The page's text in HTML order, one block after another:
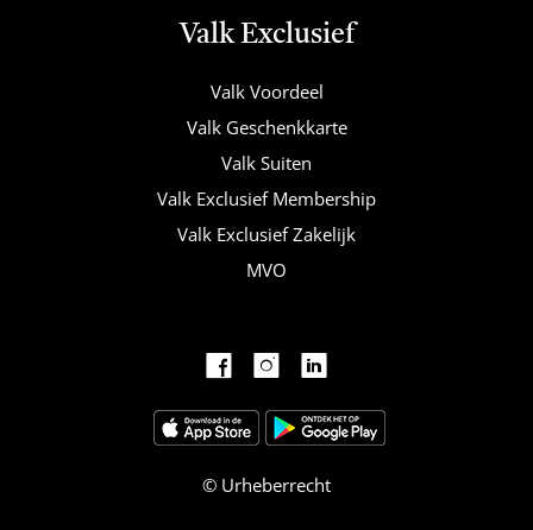
Valk Exclusief
Valk Voordeel
Valk Geschenkkarte
Valk Suiten
Valk Exclusief Membership
Valk Exclusief Zakelijk
MVO
FacebookInstagramLinkedIn
Urheberrecht